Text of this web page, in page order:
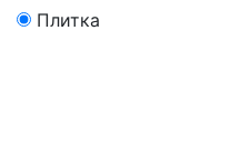
Плитка